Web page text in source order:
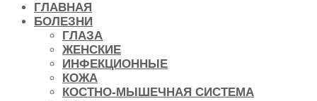
ГЛАВНАЯ
БОЛЕЗНИ
ГЛАЗА
ЖЕНСКИЕ
ИНФЕКЦИОННЫЕ
КОЖА
КОСТНО-МЫШЕЧНАЯ СИСТЕМА